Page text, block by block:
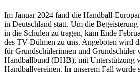
Im Januar 2024 fand die Handball-
in Deutschland statt. Um die
in die Schulen zu tragen, kam Ende
des TV-Dülmen zu uns. Angeboten wird
für Grundschülerinnen und Grundschüler
Handballbund (DHB), mit Unterstützung
Handballvereinen. In unserem Fall wurde